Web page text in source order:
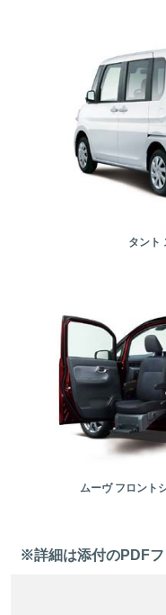
タント
ムーヴ フロント
※詳細は添付のPDFフ